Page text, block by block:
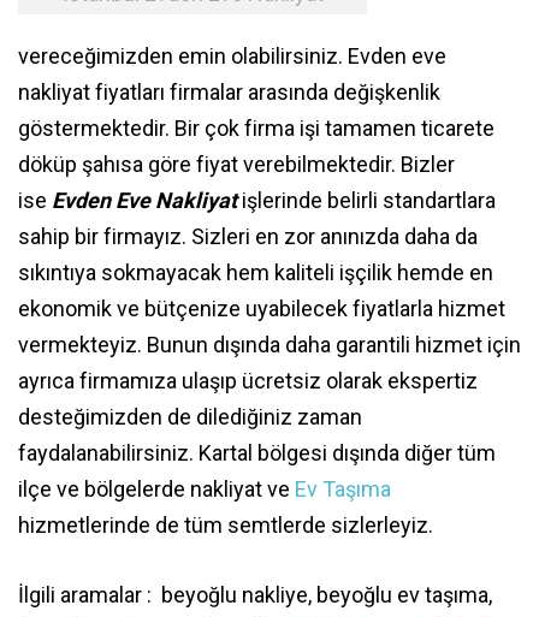
vereceğimizden emin olabilirsiniz. Evden eve
nakliyat fiyatları firmalar arasında değişkenlik
göstermektedir. Bir çok firma işi tamamen ticarete
döküp şahısa göre fiyat verebilmektedir. Bizler
ise Evden Eve Nakliyatişlerinde belirli standartlara
sahip bir firmayız. Sizleri en zor anınızda daha da
sıkıntıya sokmayacak hem kaliteli işçilik hemde en
ekonomik ve bütçenize uyabilecek fiyatlarla hizmet
vermekteyiz. Bunun dışında daha garantili hizmet için
ayrıca firmamıza ulaşıp ücretsiz olarak ekspertiz
desteğimizden de dilediğiniz zaman
faydalanabilirsiniz. Kartal bölgesi dışında diğer tüm
ilçe ve bölgelerde nakliyat ve Ev Taşıma
hizmetlerinde de tüm semtlerde sizlerleyiz.
İlgili aramalar : beyoğlu nakliye, beyoğlu ev taşıma,